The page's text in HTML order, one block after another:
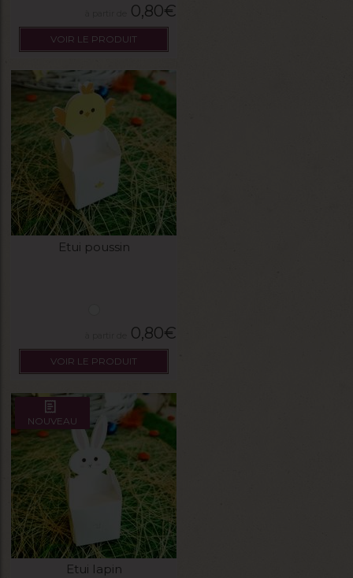
0,80€
VOIR LE PRODUIT
Etui poussin
0,80€
VOIR LE PRODUIT
NOUVEAU
Etui lapin